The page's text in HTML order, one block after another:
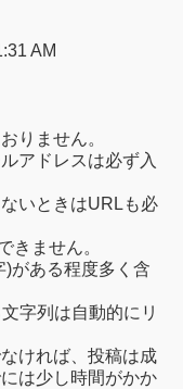
AM
りません。
アドレスは必ず入
いときはURLも必
きません。
)がある程度多く含
字列は自動的にリ
ければ、投稿は成
は少し時間がかか